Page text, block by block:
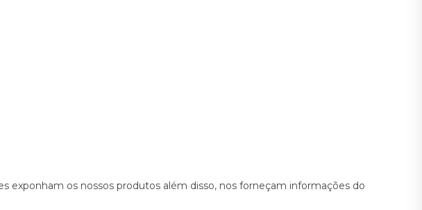
exponham os nossos produtos além disso, nos forneçam informações do